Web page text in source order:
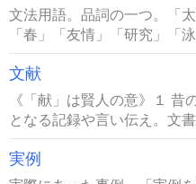
文法用語。品詞の一つ。「
「春」「友情」「研究」「
文献
《「献」は賢人の意》１ 昔
となる記録や言い伝え。文
実例